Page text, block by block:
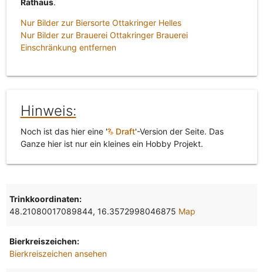
Nur Bilder zur Biersorte Ottakringer Helles
Nur Bilder zur Brauerei Ottakringer Brauerei
Einschränkung entfernen
Hinweis:
Noch ist das hier eine ' Draft'-Version der Seite. Das
Ganze hier ist nur ein kleines ein Hobby Projekt.
Trinkkoordinaten:
48.21080017089844, 16.3572998046875 Map
Bierkreiszeichen:
Bierkreiszeichen ansehen